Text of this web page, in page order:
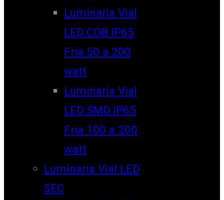
Luminaria Vial
LED COB IP65
Fría 50 a 200
watt
Luminaria Vial
LED SMD IP65
Fría 100 a 200
watt
Luminaria Vial LED
SEC